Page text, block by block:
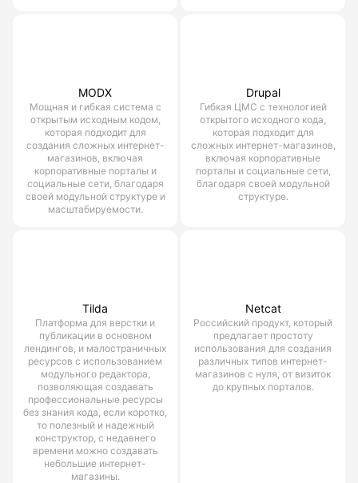
MODX
Мощная и гибкая система с
открытым исходным кодом,
которая подходит для
создания сложных интернет-
магазинов, включая
корпоративные порталы и
социальные сети, благодаря
своей модульной структуре и
масштабируемости.
Drupal
Гибкая ЦМС с технологией
открытого исходного кода,
которая подходит для
сложных интернет-магазинов,
включая корпоративные
порталы и социальные сети,
благодаря своей модульной
структуре.
Tilda
Платформа для верстки и
публикации в основном
лендингов, и малостраничных
ресурсов с использованием
модульного редактора,
позволяющая создавать
профессиональные ресурсы
без знания кода, если коротко,
то полезный и надежный
конструктор, с недавнего
времени можно создавать
небольшие интернет-
магазины.
Netcat
Российский продукт, который
предлагает простоту
использования для создания
различных типов интернет-
магазинов с нуля, от визиток
до крупных порталов.